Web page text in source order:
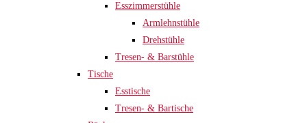
Esszimmerstühle
Armlehnstühle
Drehstühle
Tresen- & Barstühle
Tische
Esstische
Tresen- & Bartische